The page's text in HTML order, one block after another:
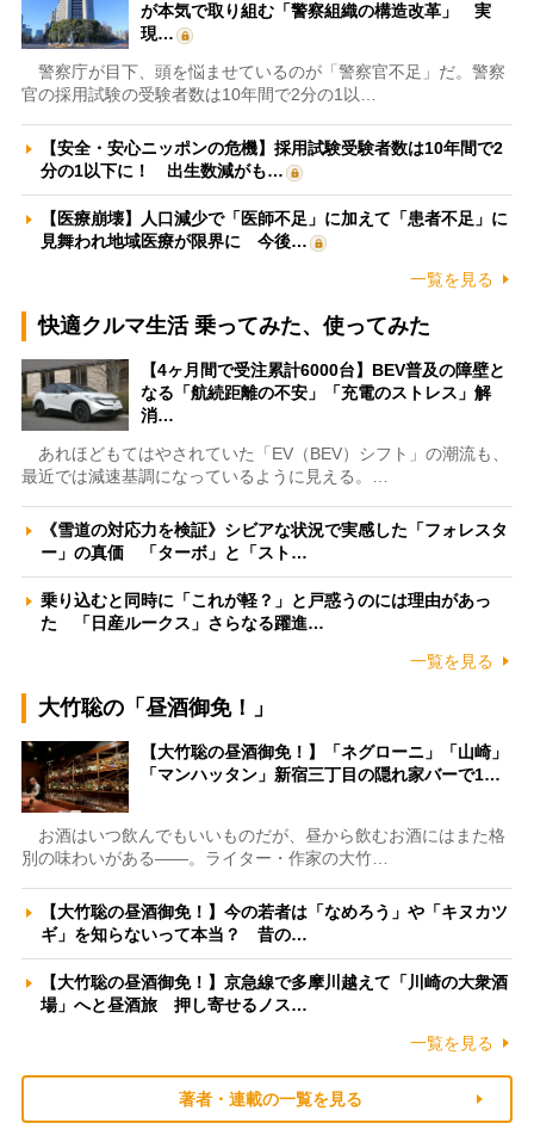
が本気で取り組む「警察組織の構造改革」 実
現…
警察庁が目下、頭を悩ませているのが「警察官不足」だ。警察
官の採用試験の受験者数は10年間で2分の1以…
【安全・安心ニッポンの危機】採用試験受験者数は10年間で2
分の1以下に！ 出生数減がも…
【医療崩壊】人口減少で「医師不足」に加えて「患者不足」に
見舞われ地域医療が限界に 今後…
一覧を見る
快適クルマ生活 乗ってみた、使ってみた
【4ヶ月間で受注累計6000台】BEV普及の障壁と
なる「航続距離の不安」「充電のストレス」解
消…
あれほどもてはやされていた「EV（BEV）シフト」の潮流も、
最近では減速基調になっているように見える。…
《雪道の対応力を検証》シビアな状況で実感した「フォレスタ
ー」の真価 「ターボ」と「スト…
乗り込むと同時に「これが軽？」と戸惑うのには理由があっ
た 「日産ルークス」さらなる躍進…
一覧を見る
大竹聡の「昼酒御免！」
【大竹聡の昼酒御免！】「ネグローニ」「山崎」
「マンハッタン」新宿三丁目の隠れ家バーで1…
お酒はいつ飲んでもいいものだが、昼から飲むお酒にはまた格
別の味わいがある――。ライター・作家の大竹…
【大竹聡の昼酒御免！】今の若者は「なめろう」や「キヌカツ
ギ」を知らないって本当？ 昔の…
【大竹聡の昼酒御免！】京急線で多摩川越えて「川崎の大衆酒
場」へと昼酒旅 押し寄せるノス…
一覧を見る
著者・連載の一覧を見る